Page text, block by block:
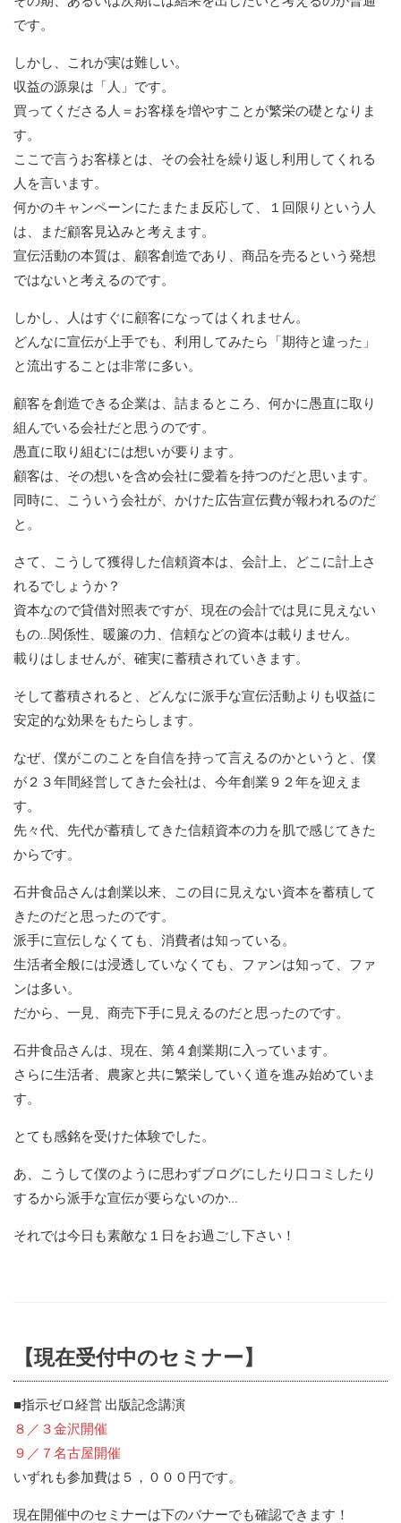
です。
しかし、これが実は難しい。
収益の源泉は「人」です。
買ってくださる人＝お客様を増やすことが繁栄の礎となりま
す。
ここで言うお客様とは、その会社を繰り返し利用してくれる
人を言います。
何かのキャンペーンにたまたま反応して、１回限りという人
は、まだ顧客見込みと考えます。
宣伝活動の本質は、顧客創造であり、商品を売るという発想
ではないと考えるのです。
しかし、人はすぐに顧客になってはくれません。
どんなに宣伝が上手でも、利用してみたら「期待と違った」
と流出することは非常に多い。
顧客を創造できる企業は、詰まるところ、何かに愚直に取り
組んでいる会社だと思うのです。
愚直に取り組むには想いが要ります。
顧客は、その想いを含め会社に愛着を持つのだと思います。
同時に、こういう会社が、かけた広告宣伝費が報われるのだ
と。
さて、こうして獲得した信頼資本は、会計上、どこに計上さ
れるでしょうか？
資本なので貸借対照表ですが、現在の会計では見に見えない
もの…関係性、暖簾の力、信頼などの資本は載りません。
載りはしませんが、確実に蓄積されていきます。
そして蓄積されると、どんなに派手な宣伝活動よりも収益に
安定的な効果をもたらします。
なぜ、僕がこのことを自信を持って言えるのかというと、僕
が２３年間経営してきた会社は、今年創業９２年を迎えま
す。
先々代、先代が蓄積してきた信頼資本の力を肌で感じてきた
からです。
石井食品さんは創業以来、この目に見えない資本を蓄積して
きたのだと思ったのです。
派手に宣伝しなくても、消費者は知っている。
生活者全般には浸透していなくても、ファンは知って、ファ
ンは多い。
だから、一見、商売下手に見えるのだと思ったのです。
石井食品さんは、現在、第４創業期に入っています。
さらに生活者、農家と共に繁栄していく道を進み始めていま
す。
とても感銘を受けた体験でした。
あ、こうして僕のように思わずブログにしたり口コミしたり
するから派手な宣伝が要らないのか…
それでは今日も素敵な１日をお過ごし下さい！
【現在受付中のセミナー】
■指示ゼロ経営 出版記念講演
８／３金沢開催
９／７名古屋開催
いずれも参加費は５，０００円です。
現在開催中のセミナーは下のバナーでも確認できます！